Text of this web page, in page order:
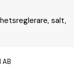
salt,
AB